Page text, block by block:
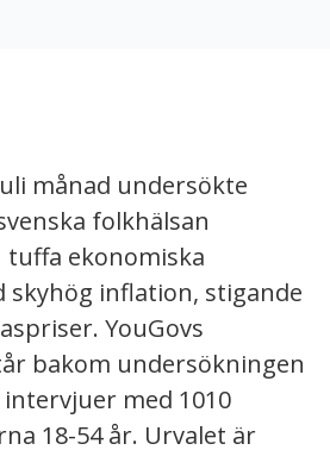
månad undersökte
folkhälsan
tuffa ekonomiska
skyhög inflation, stigande
YouGovs
bakom undersökningen
med 1010
18-54 år. Urvalet är